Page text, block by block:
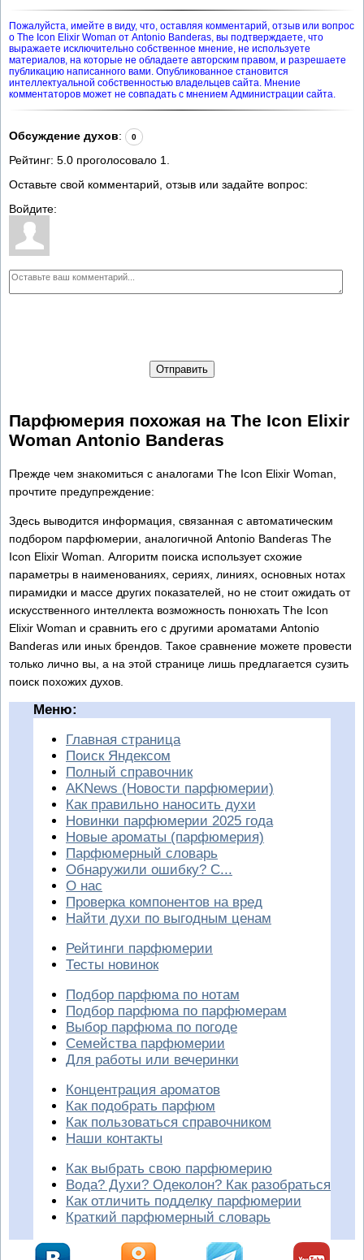
Пожалуйста, имейте в виду, что, оставляя комментарий, отзыв или вопрос
о The Icon Elixir Woman от Antonio Banderas, вы подтверждаете, что
выражаете исключительно собственное мнение, не используете
материалов, на которые не обладаете авторским правом, и разрешаете
публикацию написанного вами. Опубликованное становится
интеллектуальной собственностью владельцев сайта. Мнение
комментаторов может не совпадать с мнением Администрации сайта.
Обсуждение духов: 0
Рейтинг: 5.0 проголосовало 1
Оставьте свой комментарий, отзыв или задайте вопрос:
Войдите:
Отправить
Парфюмерия похожая на The Icon Elixir
Woman Antonio Banderas
Прежде чем знакомиться с аналогами The Icon Elixir Woman,
прочтите предупреждение:
Здесь выводится информация, связанная с автоматическим
подбором парфюмерии, аналогичной Antonio Banderas The
Icon Elixir Woman. Алгоритм поиска использует схожие
параметры в наименованиях, сериях, линиях, основных нотах
пирамидки и массе других показателей, но не стоит ожидать от
искусственного интеллекта возможность понюхать The Icon
Elixir Woman и сравнить его с другими ароматами Antonio
Banderas или иных брендов. Такое сравнение можете провести
только лично вы, а на этой странице лишь предлагается сузить
поиск похожих духов.
Меню:
Главная страница
Поиск Яндексом
Полный справочник
AKNews (Новости парфюмерии)
Как правильно наносить духи
Новинки парфюмерии 2025 года
Новые ароматы (парфюмерия)
Парфюмерный словарь
Обнаружили ошибку? С...
О нас
Проверка компонентов на вред
Найти духи по выгодным ценам
Рейтинги парфюмерии
Тесты новинок
Подбор парфюма по нотам
Подбор парфюма по парфюмерам
Выбор парфюма по погоде
Семейства парфюмерии
Для работы или вечеринки
Концентрация ароматов
Как подобрать парфюм
Как пользоваться справочником
Наши контакты
Как выбрать свою парфюмерию
Вода? Духи? Одеколон? Как разобраться
Как отличить подделку парфюмерии
Краткий парфюмерный словарь